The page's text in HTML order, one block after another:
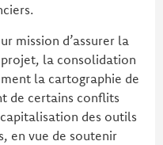
mission d’assurer la
la consolidation
la cartographie de
de certains conflits
des outils
en vue de soutenir